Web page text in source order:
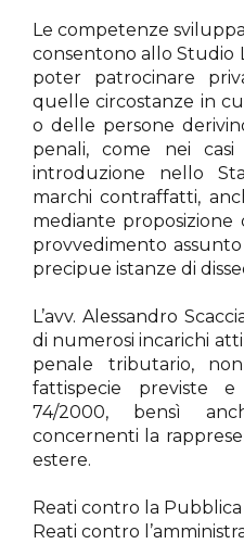
Le competenze
consentono allo Studio
poter patrocinare
quelle circostanze in
o delle persone
penali, come nei
introduzione nello
marchi contraffatti,
mediante proposizione
provvedimento
precipue istanze di
L’avv. Alessandro
di numerosi incarichi
penale tributario,
fattispecie previste
74/2000, bensì
concernenti la
estere.
Reati contro la
Reati contro